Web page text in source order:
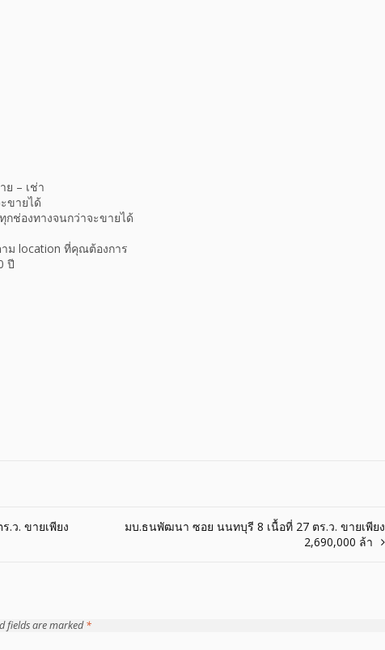
– เช่า
ขายได้
กช่องทางจนกว่าจะขายได้
ม location ที่คุณต้องการ
ปี
.ว. ขายเพียง
มบ.ธนพัฒนา ซอย นนทบุรี 8 เนื้อที่ 27 ตร.ว. ขายเพียง
2,690,000 ล้า
fields are marked*